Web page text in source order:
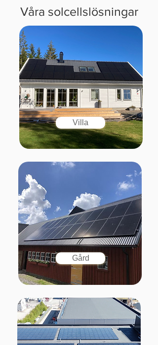
Våra solcellslösningar
Villa
Gård